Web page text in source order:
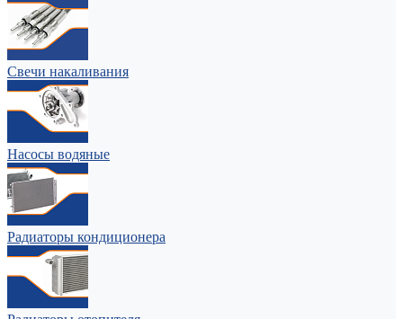
Свечи накаливания
Насосы водяные
Радиаторы кондиционера